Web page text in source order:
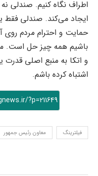
اطراف نگاه کنیم. صندلی نه
ایجاد می‌کند. صندلی
حمایت و احترام مردم روی
باشیم همه چیز حل است.
و اتکا به منبع اصلی قدرت
اشتباه کرده باشم.
?p=211649
فیلترینگ معاون رئیس جمهور